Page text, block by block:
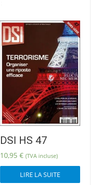
DSI HS 47
10,95 € (TVA incluse)
LIRE LA SUITE